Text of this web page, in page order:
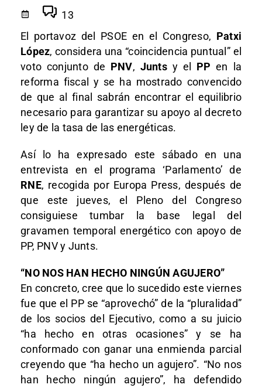
13
El portavoz del PSOE en el Congreso, Patxi
López, considera una “coincidencia puntual” el
voto conjunto de PNV, Juntsy el PP en la
reforma fiscal y se ha mostrado convencido
de que al final sabrán encontrar el equilibrio
necesario para garantizar su apoyo al decreto
ley de la tasa de las energéticas.
Así lo ha expresado este sábado en una
entrevista en el programa ‘Parlamento’ de
RNE, recogida por Europa Press, después de
que este jueves, el Pleno del Congreso
consiguiese tumbar la base legal del
gravamen temporal energético con apoyo de
PP, PNV y Junts.
“NO NOS HAN HECHO NINGÚN AGUJERO”
En concreto, cree que lo sucedido este viernes
fue que el PP se “aprovechó” de la “pluralidad”
de los socios del Ejecutivo, como a su juicio
“ha hecho en otras ocasiones” y se ha
conformado con ganar una enmienda parcial
creyendo que “ha hecho un agujero”. “No nos
han hecho ningún agujero”, ha defendido